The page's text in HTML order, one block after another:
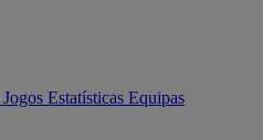
Jogos Estatísticas Equipas